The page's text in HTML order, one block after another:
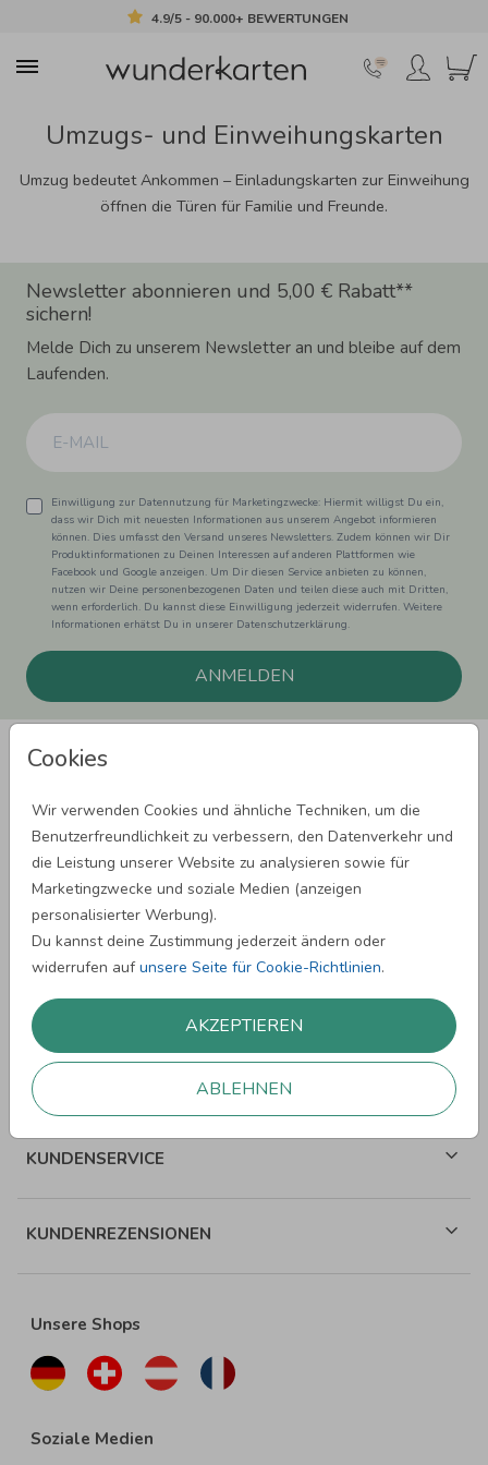
4.9/5 - 90.000+ BEWERTUNGEN
Cookies
Wir verwenden Cookies und ähnliche Techniken, um die
Benutzerfreundlichkeit zu verbessern, den Datenverkehr und
die Leistung unserer Website zu analysieren sowie für
Marketingzwecke und soziale Medien (anzeigen
personalisierter Werbung).
Du kannst deine Zustimmung jederzeit ändern oder
widerrufen aufunsere Seite für Cookie-Richtlinien.
AKZEPTIEREN
ABLEHNEN
Umzugs- und Einweihungskarten
Umzug bedeutet Ankommen – Einladungskarten zur Einweihung
öffnen die Türen für Familie und Freunde.
Newsletter abonnieren und 5,00 € Rabatt**
sichern!
Melde Dich zu unserem Newsletter an und bleibe auf dem
Laufenden.
Einwilligung zur Datennutzung für Marketingzwecke: Hiermit willigst Du ein,
dass wir Dich mit neuesten Informationen aus unserem Angebot informieren
können. Dies umfasst den Versand unseres Newsletters. Zudem können wir Dir
Produktinformationen zu Deinen Interessen auf anderen Plattformen wie
Facebook und Google anzeigen. Um Dir diesen Service anbieten zu können,
nutzen wir Deine personenbezogenen Daten und teilen diese auch mit Dritten,
wenn erforderlich. Du kannst diese Einwilligung jederzeit widerrufen. Weitere
Informationen erhätst Du in unserer Datenschutzerklärung.
ANMELDEN
SPRÜCHE ZUM GEBURTSTAG
SPRÜCHE ZUR HOCHZEIT
WEITERE SPRÜCHE
ÜBER WUNDERKARTEN
KUNDENSERVICE
KUNDENREZENSIONEN
Unsere Shops
Soziale Medien